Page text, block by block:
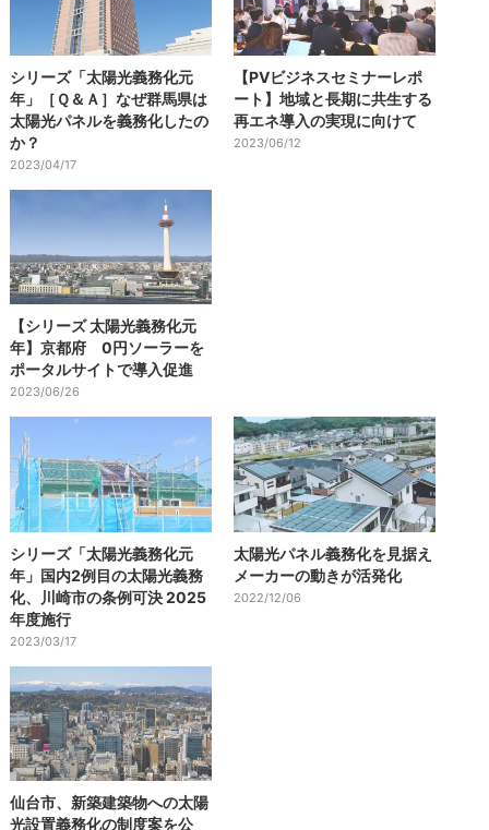
シリーズ「太陽光義務化元
年」［Ｑ＆Ａ］なぜ群馬県は
太陽光パネルを義務化したの
か？
2023/04/17
【PVビジネスセミナーレポ
ート】地域と長期に共生する
再エネ導入の実現に向けて
2023/06/12
【シリーズ 太陽光義務化元
年】京都府 0円ソーラーを
ポータルサイトで導入促進
2023/06/26
シリーズ「太陽光義務化元
年」国内2例目の太陽光義務
化、川崎市の条例可決 2025
年度施行
2023/03/17
太陽光パネル義務化を見据え
メーカーの動きが活発化
2022/12/06
仙台市、新築建築物への太陽
光設置義務化の制度案を公